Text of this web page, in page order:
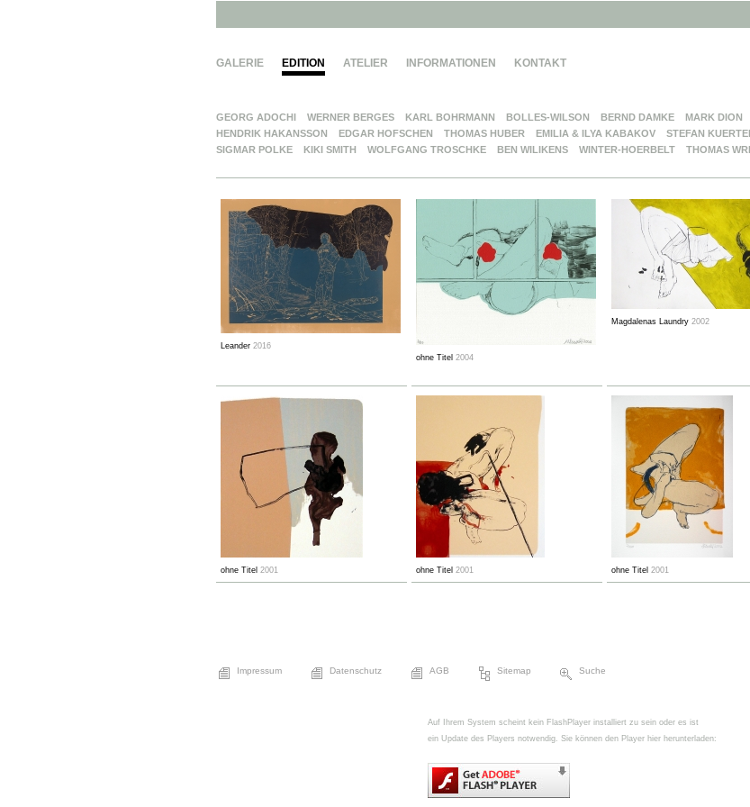
GALERIE EDITION ATELIER INFORMATIONEN KONTAKT
GEORG ADOCHI WERNER BERGES KARL BOHRMANN BOLLES-WILSON BERND DAMKE MARK DION
HENDRIK HAKANSSON
EDGAR HOFSCHEN THOMAS HUBER EMILIA & ILYA KABAKOV STEFAN
SIGMAR POLKE
KIKI SMITH WOLFGANG TROSCHKE BEN WILIKENS WINTER-HOERBELT THOMAS
Leander 2016
ohne Titel 2004
Magdalenas Laundry 2002
ohne Titel 2001 ohne Titel 2001 ohne Titel 2001
Impressum Datenschutz AGB Sitemap Suche
Auf Ihrem System scheint kein FlashPlayer installiert zu sein oder es ist
ein Update des Players notwendig. Sie können den Player hier herunterladen: